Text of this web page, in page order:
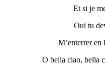
Et si je
Oui tu
M’enterrer en
O bella ciao, bella